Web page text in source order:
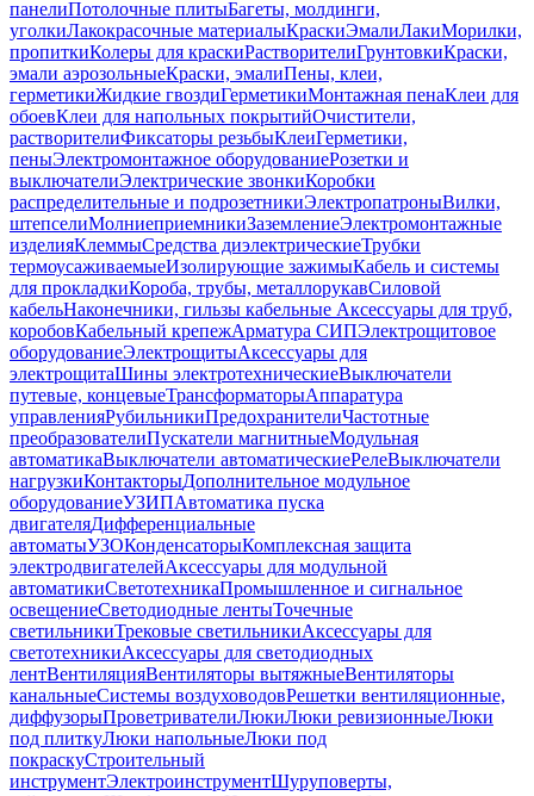
панелиПотолочные плитыБагеты, молдинги,
уголкиЛакокрасочные материалыКраскиЭмалиЛакиМорилки,
пропиткиКолеры для краскиРастворителиГрунтовкиКраски,
эмали аэрозольныеКраски, эмалиПены, клеи,
герметикиЖидкие гвоздиГерметикиМонтажная пенаКлеи для
обоевКлеи для напольных покрытийОчистители,
растворителиФиксаторы резьбыКлеиГерметики,
пеныЭлектромонтажное оборудованиеРозетки и
выключателиЭлектрические звонкиКоробки
распределительные и подрозетникиЭлектропатроныВилки,
штепселиМолниеприемникиЗаземлениеЭлектромонтажные
изделияКлеммыСредства диэлектрическиеТрубки
термоусаживаемыеИзолирующие зажимыКабель и системы
для прокладкиКороба, трубы, металлорукавСиловой
кабельНаконечники, гильзы кабельные Аксессуары для труб,
коробовКабельный крепежАрматура СИПЭлектрощитовое
оборудованиеЭлектрощитыАксессуары для
электрощитаШины электротехническиеВыключатели
путевые, концевыеТрансформаторыАппаратура
управленияРубильникиПредохранителиЧастотные
преобразователиПускатели магнитныеМодульная
автоматикаВыключатели автоматическиеРелеВыключатели
нагрузкиКонтакторыДополнительное модульное
оборудованиеУЗИПАвтоматика пуска
двигателяДифференциальные
автоматыУЗОКонденсаторыКомплексная защита
электродвигателейАксессуары для модульной
автоматикиСветотехникаПромышленное и сигнальное
освещениеСветодиодные лентыТочечные
светильникиТрековые светильникиАксессуары для
светотехникиАксессуары для светодиодных
лентВентиляцияВентиляторы вытяжныеВентиляторы
канальныеСистемы воздуховодовРешетки вентиляционные,
диффузорыПроветривателиЛюкиЛюки ревизионныеЛюки
под плиткуЛюки напольныеЛюки под
покраскуСтроительный
инструментЭлектроинструментШуруповерты,